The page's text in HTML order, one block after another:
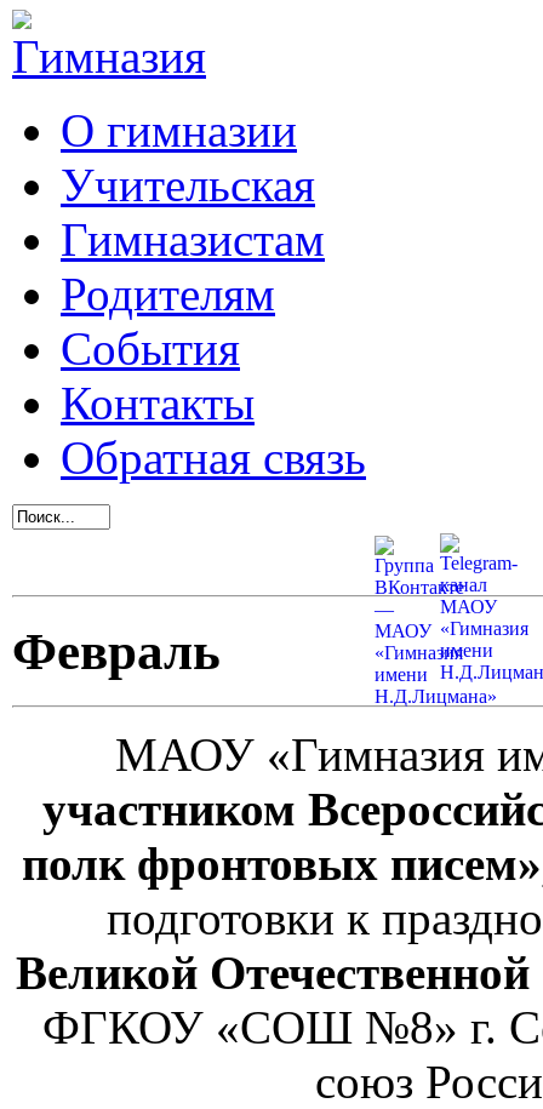
О гимназии
Учительская
Гимназистам
Родителям
События
Контакты
Обратная связь
Февраль
МАОУ «Гимназия
участником
полк фронтовых
подготовки к
Великой Отечественной
ФГКОУ «СОШ №8» г.
союз